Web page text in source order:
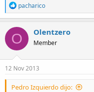
R
e
a
c
t
i
o
n
s
pacharico
O Olentzero
Member
12 Nov 2013
Pedro Izquierdo dijo: